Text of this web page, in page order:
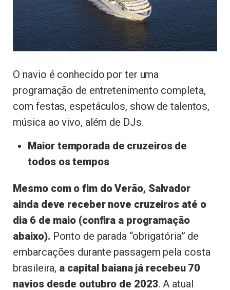
O navio é conhecido por ter uma
programação de entretenimento completa,
com festas, espetáculos, show de talentos,
música ao vivo, além de DJs.
Maior temporada de cruzeiros de
todos os tempos
Mesmo com o fim do Verão, Salvador
ainda deve receber nove cruzeiros até o
dia 6 de maio (confira a programação
abaixo). Ponto de parada “obrigatória” de
embarcações durante passagem pela costa
brasileira, a capital baiana já recebeu 70
navios desde outubro de 2023. A atual